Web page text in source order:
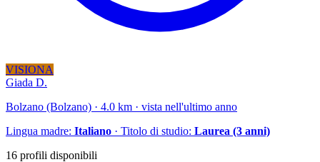
VISIONA
Giada D.
Bolzano (Bolzano) · 4.0 km · vista nell'ultimo anno
Lingua madre: Italiano · Titolo di studio: Laurea (3 anni)
16 profili disponibili